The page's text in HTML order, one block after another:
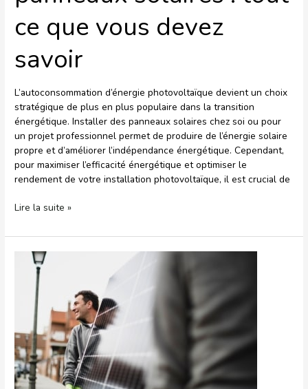
ce que vous devez
savoir
L’autoconsommation d’énergie photovoltaïque devient un choix
stratégique de plus en plus populaire dans la transition
énergétique. Installer des panneaux solaires chez soi ou pour
un projet professionnel permet de produire de l’énergie solaire
propre et d’améliorer l’indépendance énergétique. Cependant,
pour maximiser l’efficacité énergétique et optimiser le
rendement de votre installation photovoltaïque, il est crucial de
Lire la suite »
Trinar
Solar